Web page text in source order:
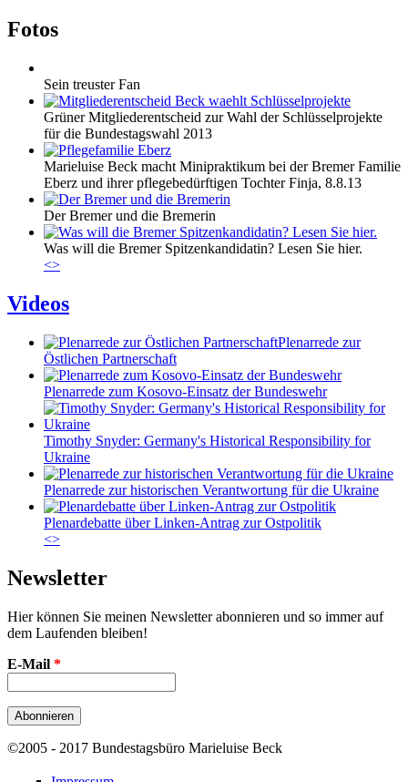
Fotos
Sein treuster Fan
Grüner Mitgliederentscheid zur Wahl der Schlüsselprojekte
für die Bundestagswahl 2013
Marieluise Beck macht Minipraktikum bei der Bremer Familie
Eberz und ihrer pflegebedürftigen Tochter Finja, 8.8.13
Der Bremer und die Bremerin
Was will die Bremer Spitzenkandidatin? Lesen Sie hier.
<>
Videos
Plenarrede zur
Östlichen Partnerschaft
Plenarrede zum Kosovo-Einsatz der Bundeswehr
Timothy Snyder: Germany's Historical Responsibility for
Ukraine
Plenarrede zur historischen Verantwortung für die Ukraine
Plenardebatte über Linken-Antrag zur Ostpolitik
<>
Newsletter
Hier können Sie meinen Newsletter abonnieren und so immer auf
dem Laufenden bleiben!
E-Mail *
©2005 - 2017 Bundestagsbüro Marieluise Beck